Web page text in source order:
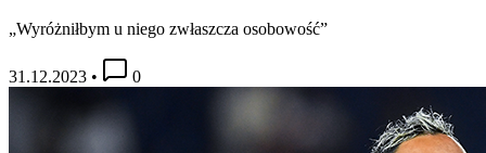
„Wyróżniłbym u niego zwłaszcza osobowość”
31.12.2023 • 0